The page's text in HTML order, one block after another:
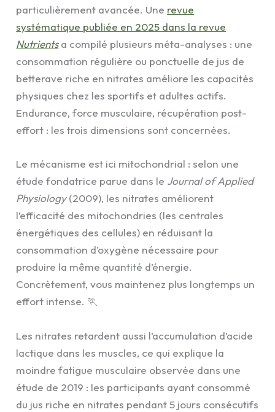
particulièrement avancée. Une revue
systématique publiée en 2025 dans la revue
Nutrientsa compilé plusieurs méta-analyses : une
consommation régulière ou ponctuelle de jus de
betterave riche en nitrates améliore les capacités
physiques chez les sportifs et adultes actifs.
Endurance, force musculaire, récupération post-
effort : les trois dimensions sont concernées.
Le mécanisme est ici mitochondrial : selon une
étude fondatrice parue dans le Journal of Applied
Physiology(2009), les nitrates améliorent
l’efficacité des mitochondries (les centrales
énergétiques des cellules) en réduisant la
consommation d’oxygène nécessaire pour
produire la même quantité d’énergie.
Concrètement, vous maintenez plus longtemps un
effort intense. 🏃
Les nitrates retardent aussi l’accumulation d’acide
lactique dans les muscles, ce qui explique la
moindre fatigue musculaire observée dans une
étude de 2019 : les participants ayant consommé
du jus riche en nitrates pendant 5 jours consécutifs